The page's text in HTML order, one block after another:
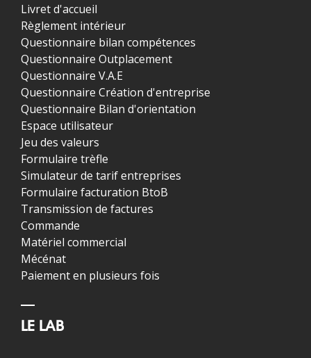
Livret d'accueil
Règlement intérieur
Questionnaire bilan compétences
Questionnaire Outplacement
Questionnaire V.A.E
Questionnaire Création d'entreprise
Questionnaire Bilan d'orientation
Espace utilisateur
Jeu des valeurs
Formulaire trèfle
Simulateur de tarif entreprises
Formulaire facturation BtoB
Transmission de factures
Commande
Matériel commercial
Mécénat
Paiement en plusieurs fois
LE LAB